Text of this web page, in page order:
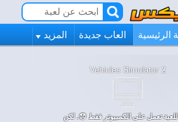
الرئيسية العاب جديدة المزيد
Vehicles Simulator 2
تعمل على الكمبيوتر فقط 😞. لكن